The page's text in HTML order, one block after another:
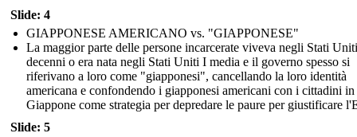
Slide: 4
GIAPPONESE AMERICANO vs. "GIAPPONESE"
La maggior parte delle persone incarcerate viveva negli Stati
decenni o era nata negli Stati Uniti I media e il governo spesso si
riferivano a loro come "giapponesi", cancellando la loro identità
americana e confondendo i giapponesi americani con i cittadini in
Giappone come strategia per depredare le paure per giustificare
Slide: 5